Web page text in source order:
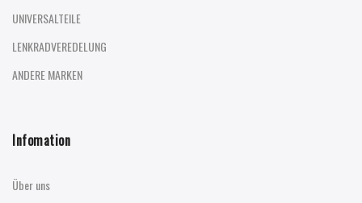
UNIVERSALTEILE
LENKRADVEREDELUNG
ANDERE MARKEN
Infomation
Über uns